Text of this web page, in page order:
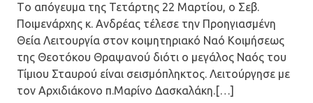
Tο απόγευμα της Τετάρτης 22 Μαρτίου, ο Σεβ.
Ποιμενάρχης κ. Ανδρέας τέλεσε την Προηγιασμένη
Θεία Λειτουργία στον κοιμητηριακό Ναό Κοιμήσεως
της Θεοτόκου Θραψανού διότι ο μεγάλος Ναός του
Τίμιου Σταυρού είναι σεισμόπληκτος. Λειτούργησε με
τον Αρχιδιάκονο π.Μαρίνο Δασκαλάκη.[…]